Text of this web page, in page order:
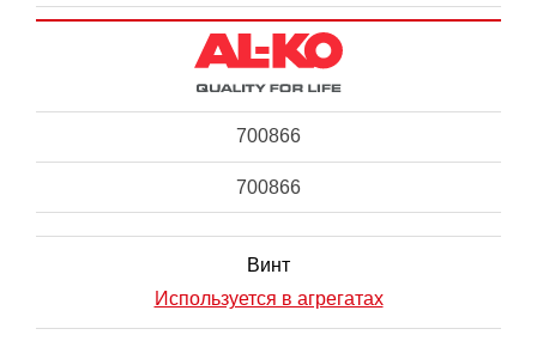
700866
700866
Винт
Используется в агрегатах